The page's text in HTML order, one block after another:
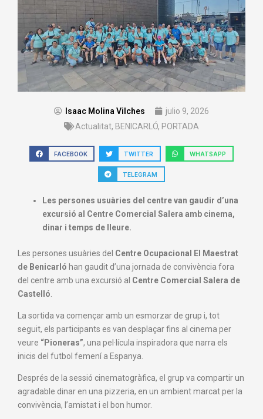
Isaac Molina Vilches
julio 9, 2026
Actualitat, BENICARLÓ, PORTADA
FACEBOOK TWITTER WHATSAPP
TELEGRAM
Les persones usuàries del centre van gaudir d’una
excursió al Centre Comercial Salera amb cinema,
dinar i temps de lleure.
Les persones usuàries del Centre Ocupacional El Maestrat
de Benicarló han gaudit d’una jornada de convivència fora
del centre amb una excursió al Centre Comercial Salera de
Castelló.
La sortida va començar amb un esmorzar de grup i, tot
seguit, els participants es van desplaçar fins al cinema per
veure “Pioneras”, una pel·lícula inspiradora que narra els
inicis del futbol femení a Espanya.
Després de la sessió cinematogràfica, el grup va compartir un
agradable dinar en una pizzeria, en un ambient marcat per la
convivència, l’amistat i el bon humor.